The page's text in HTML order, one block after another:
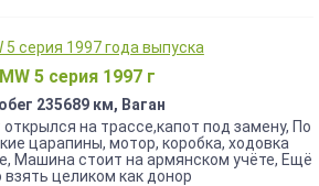
5 серия 1997 г
235689 км, Ваган
на трассе,капот под замену, По
царапины, мотор, коробка, ходовка
Машина стоит на армянском учёте, Ещё
целиком как донор